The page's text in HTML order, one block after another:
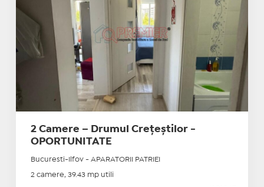
2 Camere – Drumul Crețeștilor -
OPORTUNITATE
Bucuresti-Ilfov - APARATORII PATRIEI
2 camere, 39.43 mp utili